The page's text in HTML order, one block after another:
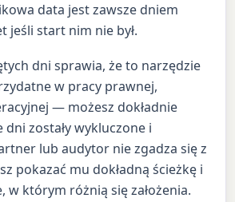
data jest zawsze dniem
jeśli start nim nie był.
dni sprawia, że to narzędzie
w pracy prawnej,
— możesz dokładnie
zostały wykluczone i
lub audytor nie zgadza się z
pokazać mu dokładną ścieżkę i
w którym różnią się założenia.